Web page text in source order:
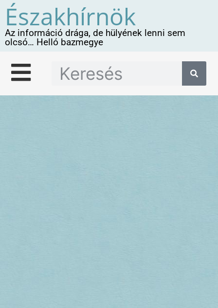
Északhírnök
Az információ drága, de hülyének lenni sem
olcsó… Helló bazmegye